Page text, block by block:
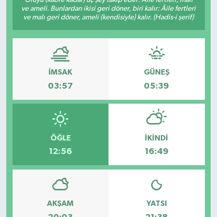
ve ameli. Bunlardan ikisi geri döner, biri kalır: Âile fertleri
ve malı geri döner, ameli (kendisiyle) kalır. (Hadis-i şerif)
İMSAK
03:57
GÜNEŞ
05:39
ÖĞLE
12:56
İKINDI
16:49
AKŞAM YATSI
SAĞLIK
BÖLGE
KEŞFET
POPÜLER
DÜNYA
TREND
MEDYA
OTOMOTİV